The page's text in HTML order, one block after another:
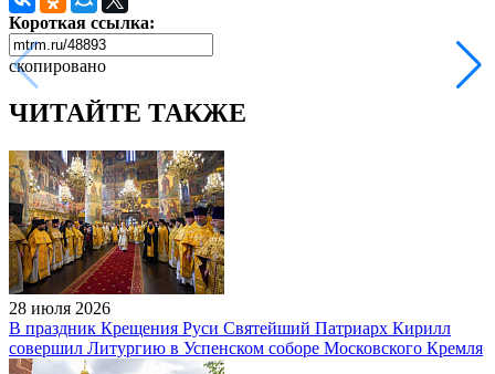
Короткая ссылка:
скопировано
ЧИТАЙТЕ ТАКЖЕ
28 июля 2026
В праздник Крещения Руси Святейший Патриарх Кирилл
совершил Литургию в Успенском соборе Московского Кремля